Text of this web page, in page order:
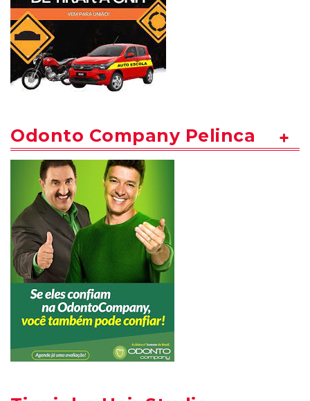
Odonto Company Pelinca